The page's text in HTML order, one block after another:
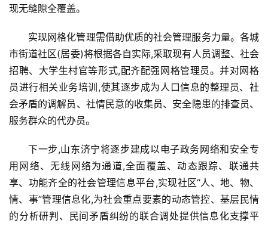
现无缝隙全覆盖。
实现网格化管理需借助优质的社会管理服务力量。各城
市街道社区(居委)将根据各自实际,采取现有人员调整、社会
招聘、大学生村官等形式,配齐配强网格管理员。并对网格
员进行相关业务培训,使其逐步成为人口信息的整理员、社
会矛盾的调解员、社情民意的收集员、安全隐患的排查员、
服务群众的代办员。
下一步,山东济宁将逐步建成以电子政务网络和安全专
用网络、无线网络为通道,全面覆盖、动态跟踪、联通共
享、功能齐全的社会管理信息平台,实现社区“人、地、物、
情、事”管理信息化,为社会重点要素的动态管控、基层民情
的分析研判、民间矛盾纠纷的联合调处提供信息化支撑平